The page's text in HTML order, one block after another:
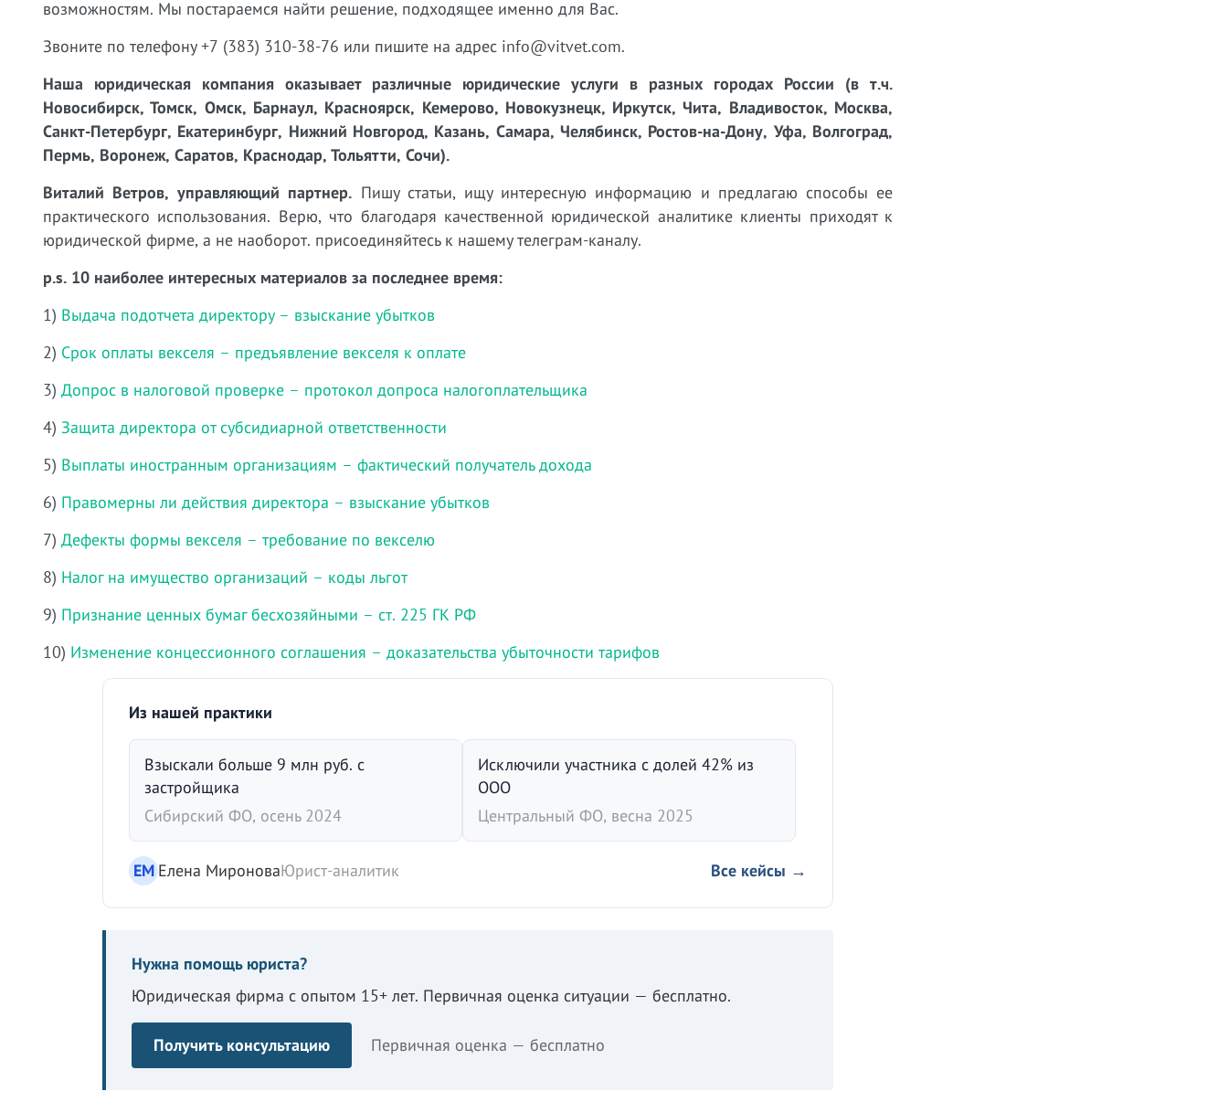
возможностям. Мы постараемся найти решение, подходящее именно для Вас.
Звоните по телефону +7 (383) 310-38-76 или пишите на адрес info@vitvet.com.
Наша юридическая компания оказывает различные юридические услуги в разных городах России (в т.ч.
Новосибирск, Томск, Омск, Барнаул, Красноярск, Кемерово, Новокузнецк, Иркутск, Чита, Владивосток, Москва,
Санкт-Петербург, Екатеринбург, Нижний Новгород, Казань, Самара, Челябинск, Ростов-на-Дону, Уфа, Волгоград,
Пермь, Воронеж, Саратов, Краснодар, Тольятти, Сочи).
Виталий Ветров, управляющий партнер. Пишу статьи, ищу интересную информацию и предлагаю способы ее
практического использования. Верю, что благодаря качественной юридической аналитике клиенты приходят к
юридической фирме, а не наоборот. присоединяйтесь к нашему телеграм-каналу.
p.s. 10 наиболее интересных материалов за последнее время:
1) Выдача подотчета директору – взыскание убытков
2) Срок оплаты векселя – предъявление векселя к оплате
3) Допрос в налоговой проверке – протокол допроса налогоплательщика
4) Защита директора от субсидиарной ответственности
5) Выплаты иностранным организациям – фактический получатель дохода
6) Правомерны ли действия директора – взыскание убытков
7) Дефекты формы векселя – требование по векселю
8) Налог на имущество организаций – коды льгот
9) Признание ценных бумаг бесхозяйными – ст. 225 ГК РФ
10) Изменение концессионного соглашения – доказательства убыточности тарифов
Из нашей практики
Взыскали больше 9 млн руб. с
застройщика
Сибирский ФО, осень 2024
Исключили участника с долей 42% из
ООО
Центральный ФО, весна 2025
ЕМ Елена МироноваЮрист-аналитик Все кейсы →
Нужна помощь юриста?
Юридическая фирма с опытом 15+ лет. Первичная оценка ситуации — бесплатно.
Получить консультацию Первичная оценка — бесплатно